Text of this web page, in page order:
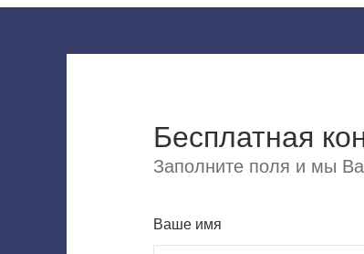
Бесплатная
Заполните поля и мы
Ваше имя